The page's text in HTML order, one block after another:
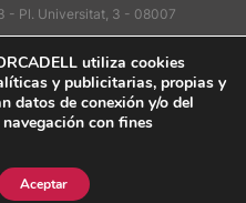
- Pl. Universitat, 3 - 08007
utiliza cookies
y publicitarias, propias y
datos de conexión y/o del
con fines
Aceptar